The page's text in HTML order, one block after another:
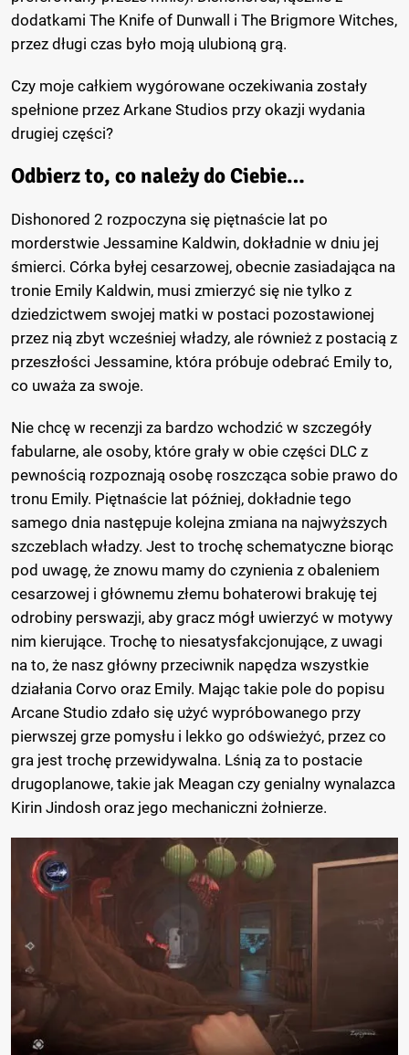
dodatkami The Knife of Dunwall i The Brigmore Witches,
przez długi czas było moją ulubioną grą.
Czy moje całkiem wygórowane oczekiwania zostały
spełnione przez Arkane Studios przy okazji wydania
drugiej części?
Odbierz to, co należy do Ciebie…
Dishonored 2 rozpoczyna się piętnaście lat po
morderstwie Jessamine Kaldwin, dokładnie w dniu jej
śmierci. Córka byłej cesarzowej, obecnie zasiadająca na
tronie Emily Kaldwin, musi zmierzyć się nie tylko z
dziedzictwem swojej matki w postaci pozostawionej
przez nią zbyt wcześniej władzy, ale również z postacią z
przeszłości Jessamine, która próbuje odebrać Emily to,
co uważa za swoje.
Nie chcę w recenzji za bardzo wchodzić w szczegóły
fabularne, ale osoby, które grały w obie części DLC z
pewnością rozpoznają osobę roszcząca sobie prawo do
tronu Emily. Piętnaście lat później, dokładnie tego
samego dnia następuje kolejna zmiana na najwyższych
szczeblach władzy. Jest to trochę schematyczne biorąc
pod uwagę, że znowu mamy do czynienia z obaleniem
cesarzowej i głównemu złemu bohaterowi brakuję tej
odrobiny perswazji, aby gracz mógł uwierzyć w motywy
nim kierujące. Trochę to niesatysfakcjonujące, z uwagi
na to, że nasz główny przeciwnik napędza wszystkie
działania Corvo oraz Emily. Mając takie pole do popisu
Arcane Studio zdało się użyć wypróbowanego przy
pierwszej grze pomysłu i lekko go odświeżyć, przez co
gra jest trochę przewidywalna. Lśnią za to postacie
drugoplanowe, takie jak Meagan czy genialny wynalazca
Kirin Jindosh oraz jego mechaniczni żołnierze.